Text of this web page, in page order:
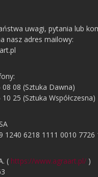
uwagi, pytania lub
nasz adres mailowy:
08 08 (Sztuka Dawna)
25 (Sztuka Współczesna)
1240 6218 1111 0010 7726
( https://www.agraart.pl/ )